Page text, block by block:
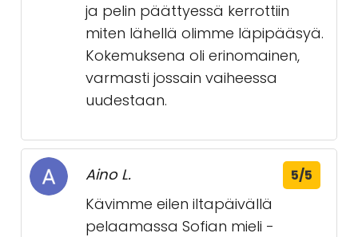
ja pelin päättyessä kerrottiin
miten lähellä olimme läpipääsyä.
Kokemuksena oli erinomainen,
varmasti jossain vaiheessa
uudestaan.
Aino L. 5/5
Kävimme eilen iltapäivällä
pelaamassa Sofian mieli -